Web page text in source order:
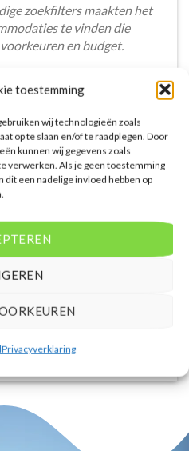
toestemming
wij technologieën zoals
op te slaan en/of te raadplegen. Door
kunnen wij gegevens zoals
verwerken. Als je geen toestemming
een nadelige invloed hebben op
Privacyverklaring
zoekfilters maakten het
te vinden die
en budget.
op de website zijn
De pakketten
vluchten en transfer.
door de rijke inhoud en
/Rotterdam